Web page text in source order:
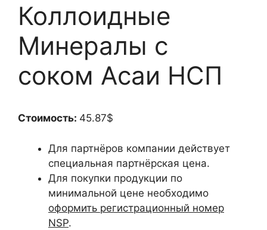
Коллоидные
Минералы с
соком Асаи НСП
Стоимость: 45.87$
Для партнёров компании действует
специальная партнёрская цена.
Для покупки продукции по
минимальной цене необходимо
оформить регистрационный номер
NSP.